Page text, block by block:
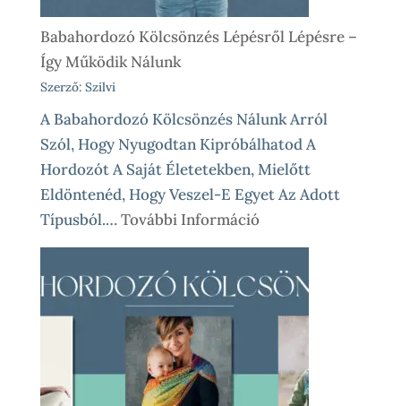
Babahordozó Kölcsönzés Lépésről Lépésre –
Így Működik Nálunk
Szerző: Szilvi
A Babahordozó Kölcsönzés Nálunk Arról
Szól, Hogy Nyugodtan Kipróbálhatod A
Hordozót A Saját Életetekben, Mielőtt
Eldöntenéd, Hogy Veszel-E Egyet Az Adott
Típusból.…További Információ:
Babahordozó
Kölcsönzés
Lépésről
Lépésre
Így
Működik